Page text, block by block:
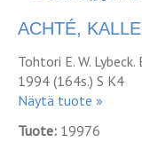
ACHTÉ,
Tohtori E. W.
1994 (164s.) S K4
Näytä tuote »
Tuote: 19976